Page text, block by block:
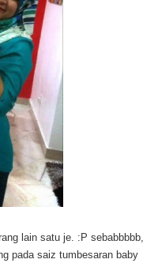
lain satu je. :P sebabbbbb,
pada saiz tumbesaran baby